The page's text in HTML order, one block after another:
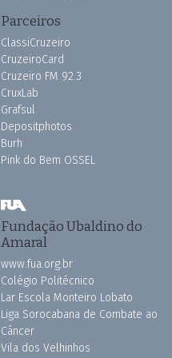
Parceiros
ClassiCruzeiro
CruzeiroCard
Cruzeiro FM 92.3
CruxLab
Grafsul
Depositphotos
Burh
Pink do Bem OSSEL
Fundação Ubaldino do
Amaral
www.fua.org.br
Colégio Politécnico
Lar Escola Monteiro Lobato
Liga Sorocabana de Combate ao
Câncer
Vila dos Velhinhos